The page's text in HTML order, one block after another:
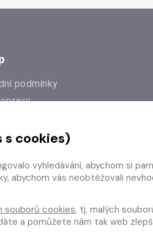
podmínky
od smlouvy
s cookies)
vyhledávání, abychom si
abychom vás neobtěžovali
souborů cookies, tj. malých
a pomůžete nám tak web